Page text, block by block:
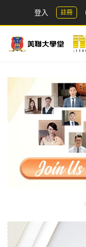
登入 註冊